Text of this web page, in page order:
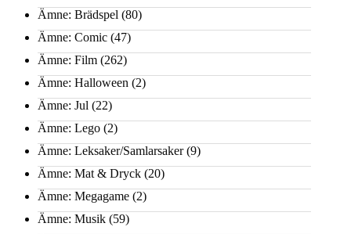
Ämne: Brädspel (80)
Ämne: Comic (47)
Ämne: Film (262)
Ämne: Halloween (2)
Ämne: Jul (22)
Ämne: Lego (2)
Ämne: Leksaker/Samlarsaker(9)
Ämne: Mat & Dryck (20)
Ämne: Megagame (2)
Ämne: Musik (59)